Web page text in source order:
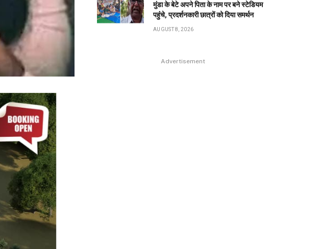
मुंडा के बेटे अपने पिता के नाम पर बने स्टेडियम
पहुंंचे, प्रदर्शनकारी छात्रों को दिया समर्थन
AUGUST 8, 2026
Advertisement